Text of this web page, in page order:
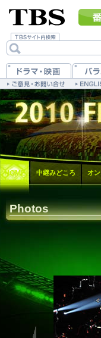
HOME 中継みどころ オ
Photos